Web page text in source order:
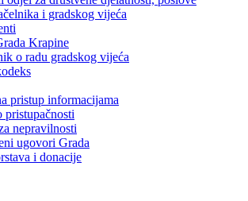
i gradskog vijeća
Krapine
o radu gradskog vijeća
pristup informacijama
pristupačnosti
nepravilnosti
ugovori Grada
i donacije